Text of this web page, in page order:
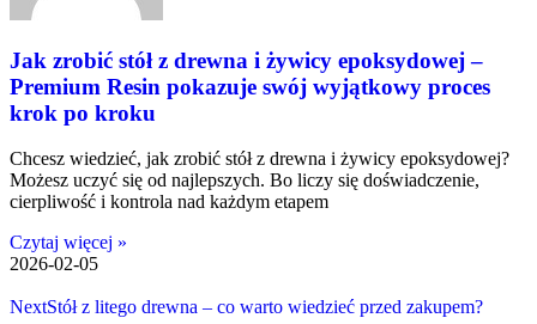
Jak zrobić stół z drewna i żywicy epoksydowej –
Premium Resin pokazuje swój wyjątkowy proces
krok po kroku
Chcesz wiedzieć, jak zrobić stół z drewna i żywicy epoksydowej?
Możesz uczyć się od najlepszych. Bo liczy się doświadczenie,
cierpliwość i kontrola nad każdym etapem
Czytaj więcej »
2026-02-05
NextStół z litego drewna – co warto wiedzieć przed zakupem?